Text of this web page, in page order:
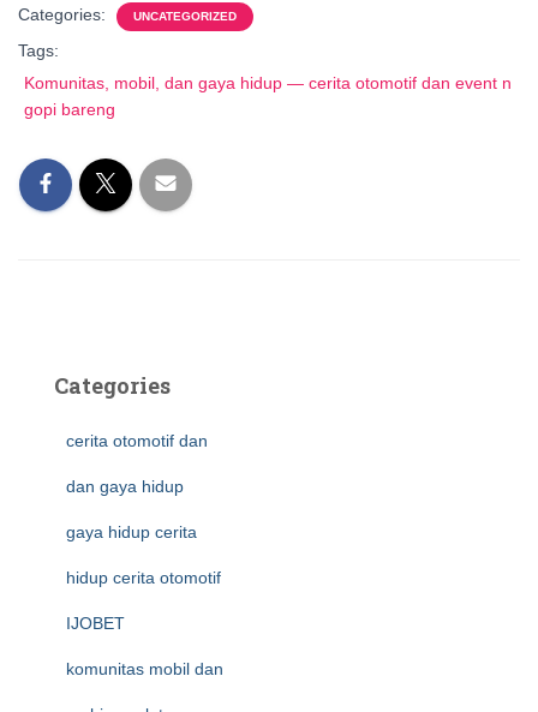
Categories: UNCATEGORIZED
Tags:
Komunitas, mobil, dan gaya hidup — cerita otomotif dan event n
gopi bareng
Categories
cerita otomotif dan
dan gaya hidup
gaya hidup cerita
hidup cerita otomotif
IJOBET
komunitas mobil dan